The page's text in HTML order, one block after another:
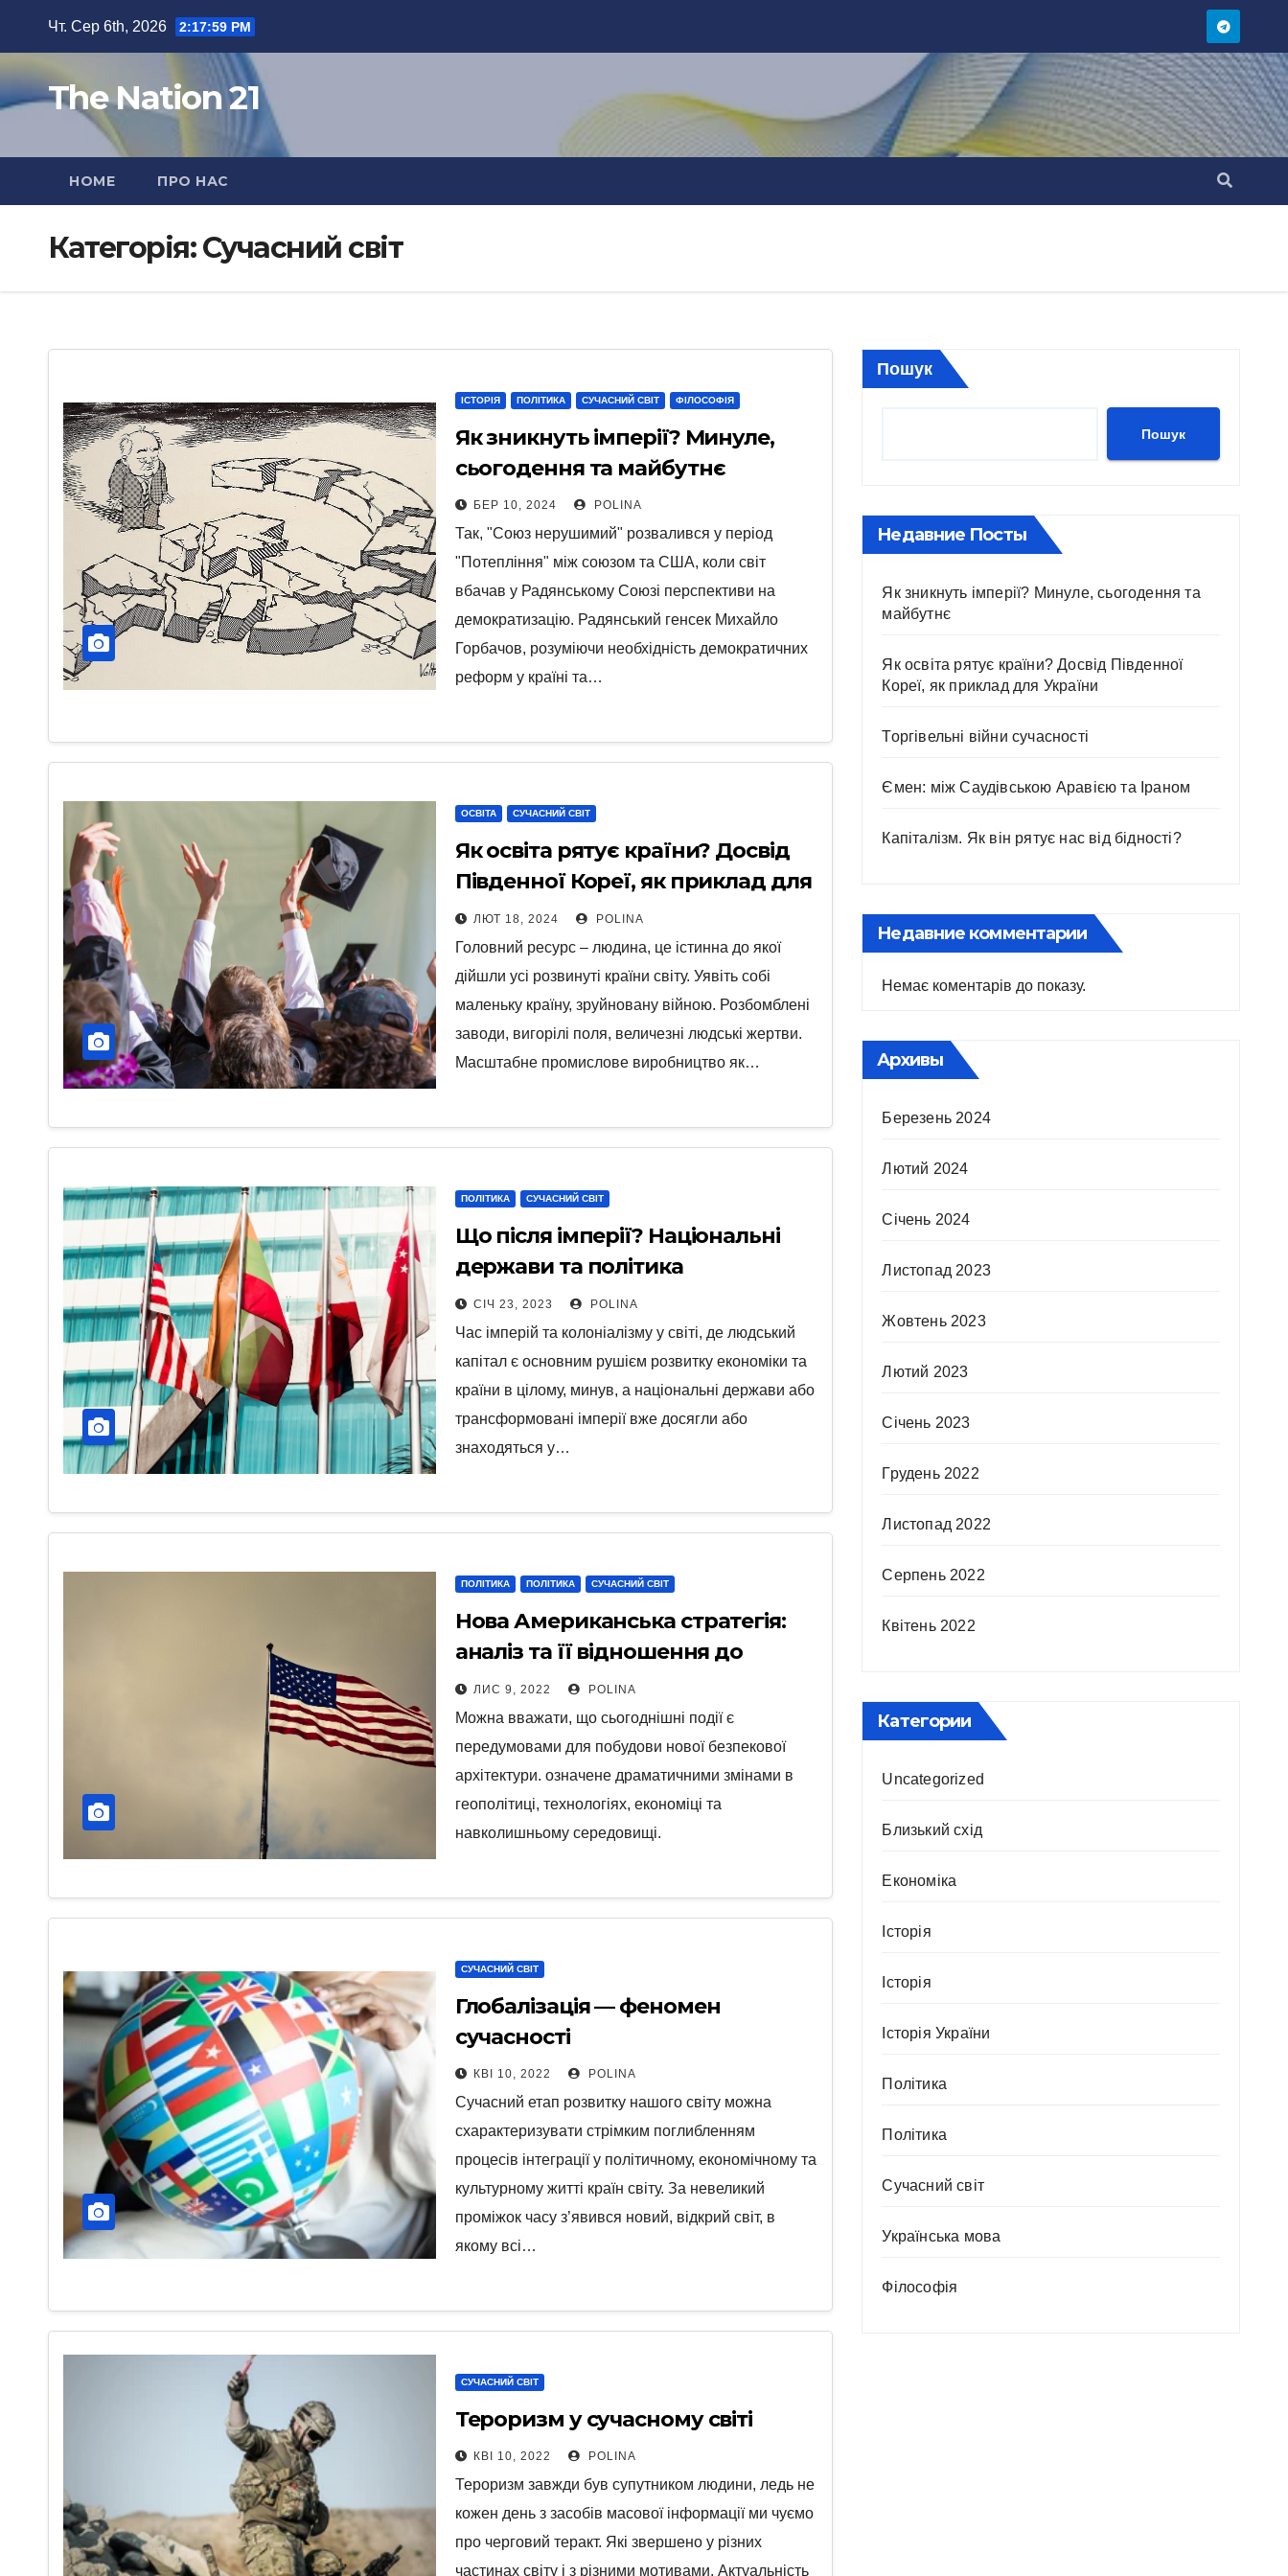
Чт. Сер 6th, 2026 2:17:59 PM
The Nation 21
HOME ПРО НАС
Категорія:Сучасний світ
ІСТОРІЯ ПОЛІТИКА СУЧАСНИЙ СВІТ ФІЛОСОФІЯ
Як зникнуть імперії? Минуле,
сьогодення та майбутнє
БЕР 10, 2024 POLINA
Так, "Союз нерушимий" розвалився у період
"Потепління" між союзом та США, коли світ
вбачав у Радянському Союзі перспективи на
демократизацію. Радянський генсек Михайло
Горбачов, розуміючи необхідність демократичних
реформ у країні та…
ОСВІТА СУЧАСНИЙ СВІТ
Як освіта рятує країни? Досвід
Південної Кореї, як приклад для
України
ЛЮТ 18, 2024 POLINA
Головний ресурс – людина, це істинна до якої
дійшли усі розвинуті країни світу. Уявіть собі
маленьку країну, зруйновану війною. Розбомблені
заводи, вигорілі поля, величезні людські жертви.
Масштабне промислове виробництво як…
ПОЛІТИКА СУЧАСНИЙ СВІТ
Що після імперії? Національні
держави та політика
глобалізації
СІЧ 23, 2023 POLINA
Час імперій та колоніалізму у світі, де людський
капітал є основним рушієм розвитку економіки та
країни в цілому, минув, а національні держави або
трансформовані імперії вже досягли або
знаходяться у…
ПОЛІТИКА ПОЛІТИКА СУЧАСНИЙ СВІТ
Нова Американська стратегія:
аналіз та її відношення до
України
ЛИС 9, 2022 POLINA
Можна вважати, що сьогоднішні події є
передумовами для побудови нової безпекової
архітектури. означене драматичними змінами в
геополітиці, технологіях, економіці та
навколишньому середовищі.
СУЧАСНИЙ СВІТ
Глобалізація — феномен
сучасності
КВІ 10, 2022 POLINA
Сучасний етап розвитку нашого світу можна
схарактеризувати стрімким поглибленням
процесів інтеграції у політичному, економічному та
культурному житті країн світу. За невеликий
проміжок часу з’явився новий, відкрий світ, в
якому всі…
СУЧАСНИЙ СВІТ
Тероризм у сучасному світі
КВІ 10, 2022 POLINA
Тероризм завжди був супутником людини, ледь не
кожен день з засобів масової інформації ми чуємо
про черговий теракт. Які звершено у різних
частинах світу і з різними мотивами. Актуальність
Пошук
Пошук
Недавние Посты
Як зникнуть імперії? Минуле, сьогодення та
майбутнє
Як освіта рятує країни? Досвід Південної
Кореї, як приклад для України
Торгівельні війни сучасності
Ємен: між Саудівською Аравією та Іраном
Капіталізм. Як він рятує нас від бідності?
Недавние комментарии
Немає коментарів до показу.
Архивы
Березень 2024
Лютий 2024
Січень 2024
Листопад 2023
Жовтень 2023
Лютий 2023
Січень 2023
Грудень 2022
Листопад 2022
Серпень 2022
Квітень 2022
Категории
Uncategorized
Близький схід
Економіка
Історія
Історія
Історія України
Політика
Політика
Сучасний світ
Українська мова
Філософія